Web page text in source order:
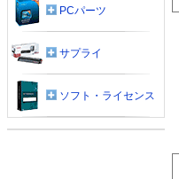
PCパーツ
サプライ
ソフト・ライセンス